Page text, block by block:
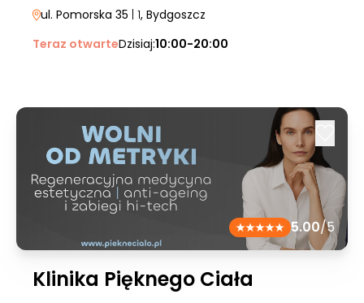
ul. Pomorska 35 | 1, Bydgoszcz
Teraz otwarteDzisiaj:10:00-20:00
5.00/5
Klinika Pięknego Ciała